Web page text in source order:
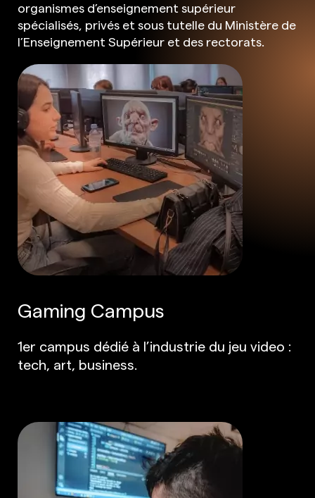
organismes d’enseignement supérieur
spécialisés, privés et sous tutelle du Ministère de
l’Enseignement Supérieur et des rectorats.
Gaming Campus
1er campus dédié à l’industrie du jeu video :
tech, art, business.